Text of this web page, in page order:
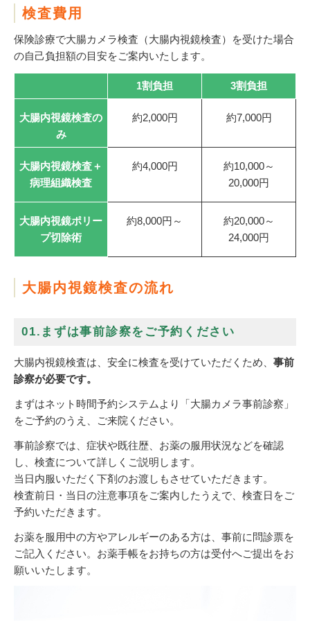
検査費用
保険診療で大腸カメラ検査（大腸内視鏡検査）を受けた場合
の自己負担額の目安をご案内いたします。
1割負担 3割負担
大腸内視鏡検査の
み
約2,000円 約7,000円
大腸内視鏡検査＋
病理組織検査
約4,000円
約10,000～
20,000円
大腸内視鏡ポリー
プ切除術
約8,000円～
約20,000～
24,000円
大腸内視鏡検査の流れ
01.まずは事前診察をご予約ください
大腸内視鏡検査は、安全に検査を受けていただくため、事前
診察が必要です。
まずはネット時間予約システムより「大腸カメラ事前診察」
をご予約のうえ、ご来院ください。
事前診察では、症状や既往歴、お薬の服用状況などを確認
し、検査について詳しくご説明します。
当日内服いただく下剤のお渡しもさせていただきます。
検査前日・当日の注意事項をご案内したうえで、検査日をご
予約いただきます。
お薬を服用中の方やアレルギーのある方は、事前に問診票を
ご記入ください。お薬手帳をお持ちの方は受付へご提出をお
願いいたします。